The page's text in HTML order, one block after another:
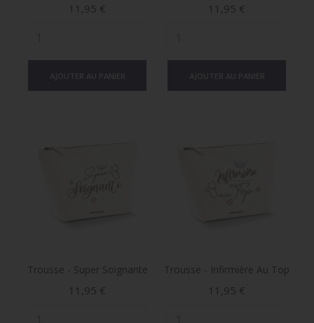
Prix
11,95 € Prix
11,95 €
Trousse - Super Soignante
Prix
11,95 €
Trousse - Infirmière Au Top
Prix
11,95 €